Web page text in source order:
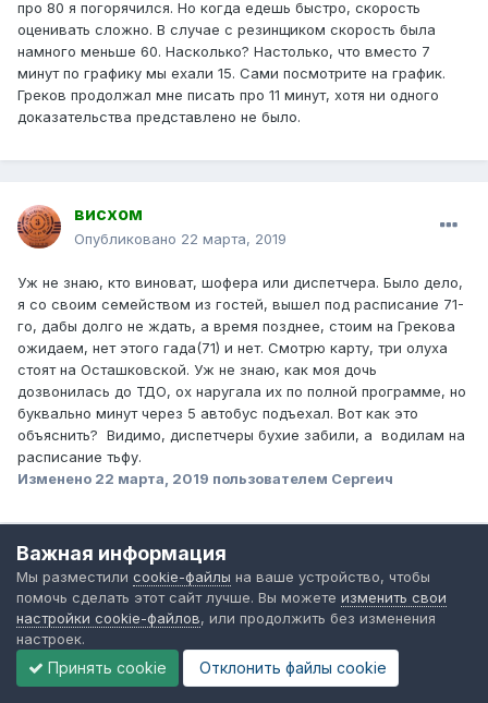
про 80 я погорячился. Но когда едешь быстро, скорость
оценивать сложно. В случае с резинщиком скорость была
намного меньше 60. Насколько? Настолько, что вместо 7
минут по графику мы ехали 15. Сами посмотрите на график.
Греков продолжал мне писать про 11 минут, хотя ни одного
доказательства представлено не было.
висхом
Опубликовано 22 марта, 2019
Уж не знаю, кто виноват, шофера или диспетчера. Было дело,
я со своим семейством из гостей, вышел под расписание 71-
го, дабы долго не ждать, а время позднее, стоим на Грекова
ожидаем, нет этого гада(71) и нет. Смотрю карту, три олуха
стоят на Осташковской. Уж не знаю, как моя дочь
дозвонилась до ТДО, ох наругала их по полной программе, но
буквально минут через 5 автобус подъехал. Вот как это
объяснить? Видимо, диспетчеры бухие забили, а водилам на
расписание тьфу.
Изменено 22 марта, 2019 пользователем Сергеич
Вперёдсмотрящий
Опубликовано22 марта, 2019
В 22.03.2019 в 19:41, сказал:
Важная информация
Мы разместили cookie-файлы на ваше устройство, чтобы
помочь сделать этот сайт лучше. Вы можете изменить свои
настройки cookie-файлов, или продолжить без изменения
настроек.
Принять cookie Отклонить файлы сookie